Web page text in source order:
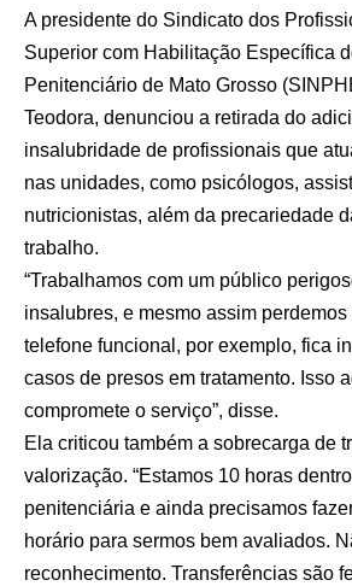
A presidente do Sindicato dos
Superior com Habilitação Específica
Penitenciário de Mato Grosso
Teodora, denunciou a retirada do
insalubridade de profissionais que
nas unidades, como psicólogos,
nutricionistas, além da precariedade
trabalho.
“Trabalhamos com um público
insalubres, e mesmo assim
telefone funcional, por exemplo, fica
casos de presos em tratamento. Isso
compromete o serviço”, disse.
Ela criticou também a sobrecarga de
valorização. “Estamos 10 horas
penitenciária e ainda precisamos
horário para sermos bem avaliados.
reconhecimento. Transferências são